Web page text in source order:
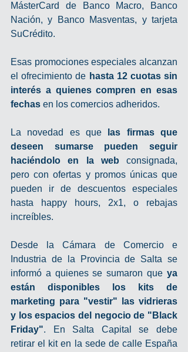
MásterCard de Banco Macro, Banco
Nación, y Banco Masventas, y tarjeta
SuCrédito.
Esas promociones especiales alcanzan
el ofrecimiento de hasta 12 cuotas sin
interés a quienes compren en esas
fechas en los comercios adheridos.
La novedad es que
las firmas que
deseen sumarse pueden seguir
haciéndolo en la web consignada,
pero con ofertas y promos únicas que
pueden ir de descuentos especiales
hasta happy hours, 2x1, o rebajas
increíbles.
Desde la Cámara de Comercio e
Industria de la Provincia de Salta se
informó a quienes se sumaron que ya
están disponibles los kits de
marketing para "vestir" las vidrieras
y los espacios del negocio de "Black
Friday". En Salta Capital se debe
retirar el kit en la sede de calle España